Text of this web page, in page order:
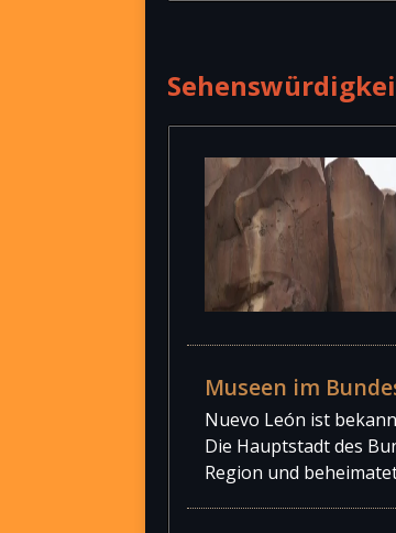
keine
Museen im
Nuevo León ist
Die Hauptstadt des
Region und